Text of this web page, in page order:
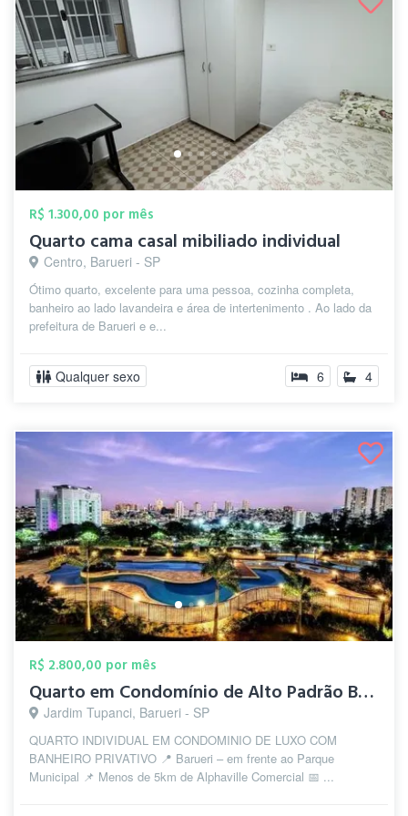
R$ 1.300,00 por mês
Quarto cama casal mibiliado individual
Centro, Barueri - SP
Ótimo quarto, excelente para uma pessoa, cozinha completa,
banheiro ao lado lavandeira e área de intertenimento . Ao lado da
prefeitura de Barueri e e...
Qualquer sexo 6 4
R$ 2.800,00 por mês
Quarto em Condomínio de Alto Padrão Baru...
Jardim Tupanci, Barueri - SP
QUARTO INDIVIDUAL EM CONDOMINIO DE LUXO COM
BANHEIRO PRIVATIVO 📍 Barueri – em frente ao Parque
Municipal 📌 Menos de 5km de Alphaville Comercial 📅 ...